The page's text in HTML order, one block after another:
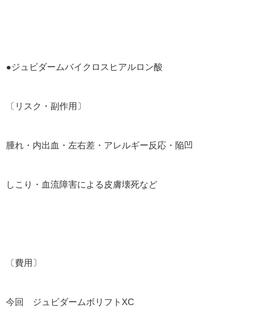
●ジュビダームバイクロスヒアルロン酸
〔リスク・副作用〕
腫れ・内出血・左右差・アレルギー反応・陥凹
しこり・血流障害による皮膚壊死など
〔費用〕
今回 ジュビダームボリフトXC